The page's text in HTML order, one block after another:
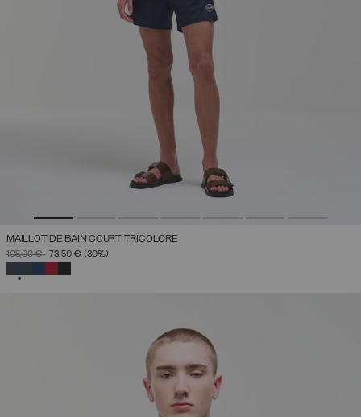
MAILLOT DE BAIN COURT TRICOLORE
PRIX RÉDUIT DE
105,00 €À73,50 € (30%)